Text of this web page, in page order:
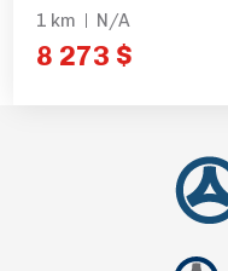
1 km N/A
8 273 $